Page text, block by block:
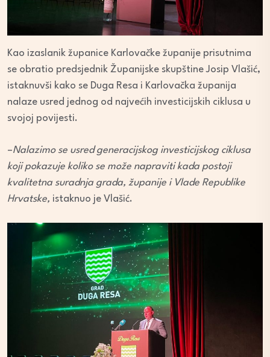
Kao izaslanik županice Karlovačke županije prisutnima
se obratio predsjednik Županijske skupštine Josip Vlašić,
istaknuvši kako se Duga Resa i Karlovačka županija
nalaze usred jednog od najvećih investicijskih ciklusa u
svojoj povijesti.
–Nalazimo se usred generacijskog investicijskog ciklusa
koji pokazuje koliko se može napraviti kada postoji
kvalitetna suradnja grada, županije i Vlade Republike
Hrvatske, istaknuo je Vlašić.